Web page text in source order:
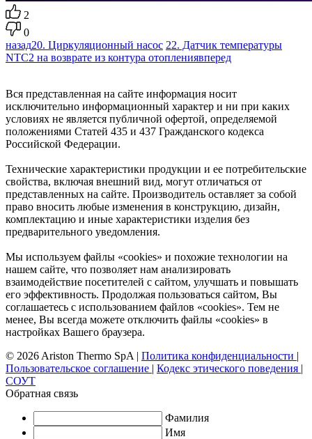
2
0
назад20. Циркуляционный насос 22. Датчик температуры
NTC2 на возврате из контура отоплениявперед
Вся представленная на сайте информация носит
исключительно информационный характер и ни при каких
условиях не является публичной офертой, определяемой
положениями Статей 435 и 437 Гражданского кодекса
Российской Федерации.
Технические характеристики продукции и ее потребительские
свойства, включая внешний вид, могут отличаться от
представленных на сайте. Производитель оставляет за собой
право вносить любые изменения в конструкцию, дизайн,
комплектацию и иные характеристики изделия без
предварительного уведомления.
Мы используем файлы «cookies» и похожие технологии на
нашем сайте, что позволяет нам анализировать
взаимодействие посетителей с сайтом, улучшать и повышать
его эффективность. Продолжая пользоваться сайтом, Вы
соглашаетесь с использованием файлов «cookies». Тем не
менее, Вы всегда можете отключить файлы «cookies» в
настройках Вашего браузера.
© 2026 Ariston Thermo SpA | Политика конфиденциальности |
Пользовательское соглашение | Кодекс этического поведения |
СОУТ
Обратная связь
Фамилия
Имя